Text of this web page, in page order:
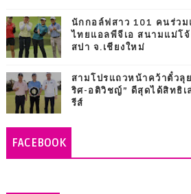
นักกอล์ฟสาว 101 คนร่วม
ไทยแอลพีจีเอ สนามแม่โ
สปา จ.เชียงใหม่
สามโปรแถวหน้าคว้าตั๋วลุ
ริศ-อติวิชญ์” ดีสุดได้สิทธิเ
รีส์
FACEBOOK